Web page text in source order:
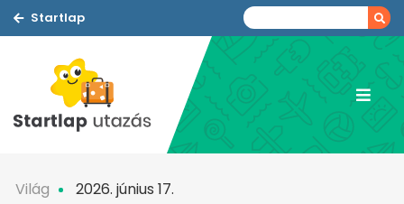
Startlap
Világ 2026. június 17.